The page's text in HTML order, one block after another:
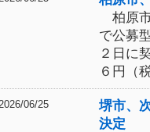
柏原
で公募
２日に
６円（
06/25
堺市、
決定